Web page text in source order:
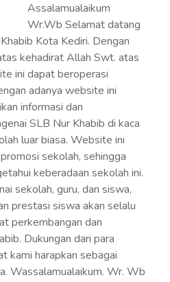
Assalamualaikum
Wr.Wb Selamat datang
Kota Kediri. Dengan
kehadirat Allah Swt. atas
ini dapat beroperasi
adanya website ini
informasi dan
SLB Nur Khabib di kaca
luar biasa. Website ini
sekolah, sehingga
keberadaan sekolah ini.
sekolah, guru, dan siswa,
prestasi siswa akan selalu
perkembangan dan
Dukungan dari para
kami harapkan sebagai
Wassalamualaikum. Wr. Wb